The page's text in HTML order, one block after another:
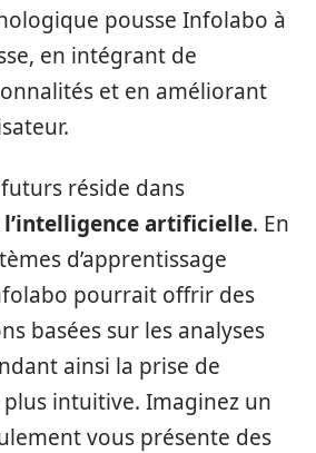
pousse Infolabo à
en intégrant de
et en améliorant
futurs réside dans
artificielle. En
d’apprentissage
pourrait offrir des
basées sur les analyses
ainsi la prise de
intuitive. Imaginez un
vous présente des